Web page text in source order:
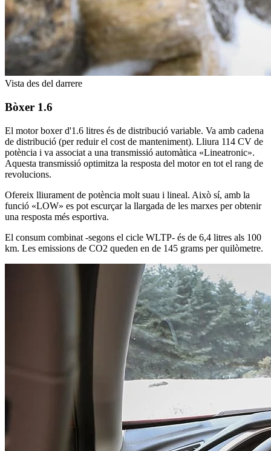
Vista des del darrere
Bòxer 1.6
El motor boxer d'1.6 litres és de distribució variable. Va amb cadena
de distribució (per reduir el cost de manteniment). Lliura 114 CV de
potència i va associat a una transmissió automàtica «Lineatronic».
Aquesta transmissió optimitza la resposta del motor en tot el rang de
revolucions.
Ofereix lliurament de potència molt suau i lineal. Això sí, amb la
funció «LOW» es pot escurçar la llargada de les marxes per obtenir
una resposta més esportiva.
El consum combinat -segons el cicle WLTP- és de 6,4 litres als 100
km. Les emissions de CO2 queden en de 145 grams per quilòmetre.